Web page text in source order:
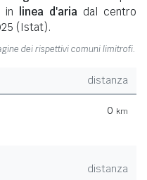
in linea d'aria dal centro
(Istat).
dei rispettivi comuni limitrofi.
distanza
0 km
distanza